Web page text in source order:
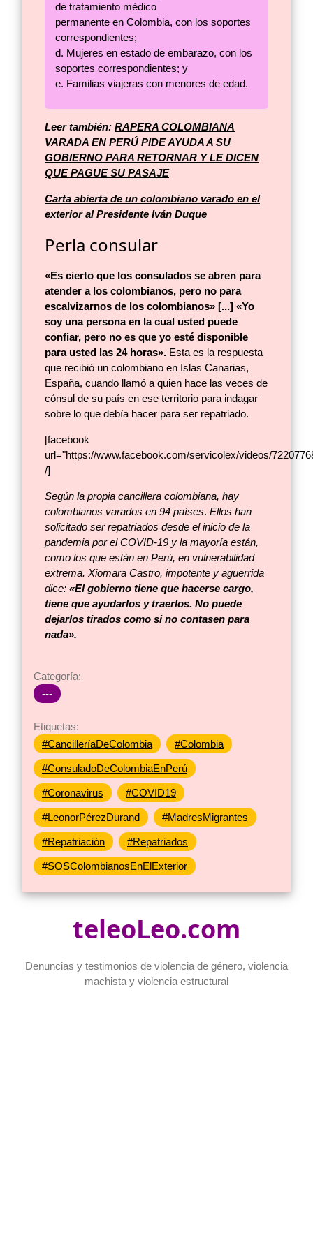
de tratamiento médico
permanente en Colombia, con los soportes
correspondientes;
d. Mujeres en estado de embarazo, con los
soportes correspondientes; y
e. Familias viajeras con menores de edad.
Leer también: RAPERA COLOMBIANA
VARADA EN PERÚ PIDE AYUDA A SU
GOBIERNO PARA RETORNAR Y LE DICEN
QUE PAGUE SU PASAJE
Carta abierta de un colombiano varado en el
exterior al Presidente Iván Duque
Perla consular
«Es cierto que los consulados se abren para
atender a los colombianos, pero no para
escalvizarnos de los colombianos» [...] «Yo
soy una persona en la cual usted puede
confiar, pero no es que yo esté disponible
para usted las 24 horas». Esta es la respuesta
que recibió un colombiano en Islas Canarias,
España, cuando llamó a quien hace las veces de
cónsul de su país en ese territorio para indagar
sobre lo que debía hacer para ser repatriado.
[facebook
url="https://www.facebook.com/servicolex/videos/
/]
Según la propia cancillera colombiana, hay
colombianos varados en 94 países. Ellos han
solicitado ser repatriados desde el inicio de la
pandemia por el COVID-19 y la mayoría están,
como los que están en Perú, en vulnerabilidad
extrema. Xiomara Castro, impotente y aguerrida
dice: «El gobierno tiene que hacerse cargo,
tiene que ayudarlos y traerlos. No puede
dejarlos tirados como si no contasen para
nada».
Categoría:
---
Etiquetas:
#CancilleríaDeColombia
#Colombia
#ConsuladoDeColombiaEnPerú
#Coronavirus #COVID19
#LeonorPérezDurand #MadresMigrantes
#Repatriación #Repatriados
#SOSColombianosEnElExterior
teleoLeo.com
Denuncias y testimonios de violencia de género, violencia
machista y violencia estructural